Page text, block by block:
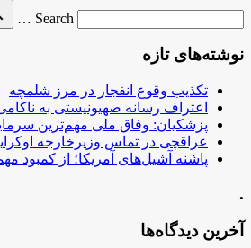
Search …
نوشته‌های تازه
تکذیب وقوع انفجار در مرز شلمچه
اعتراف رسانه صهیونیستی به
پزشکیان: وفاق ملی مهم‌ترین
عراقچی در تماس وزیرخارجه
پاشنه آشیل‌های آمریکا؛ از کمبود
.
آخرین دیدگاه‌ها